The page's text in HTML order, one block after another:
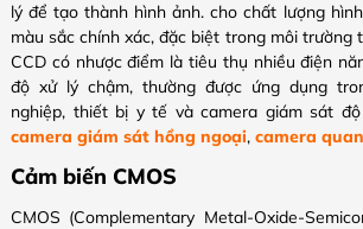
lý để tạo thành hình ảnh. cho chất lượng
màu sắc chính xác, đặc biệt trong môi trường
CCD có nhược điểm là tiêu thụ nhiều điện
độ xử lý chậm, thường được ứng dụng
nghiệp, thiết bị y tế và camera giám sát
camera giám sát hồng ngoại, camera
Cảm biến CMOS
CMOS (Complementary Metal-Oxide-